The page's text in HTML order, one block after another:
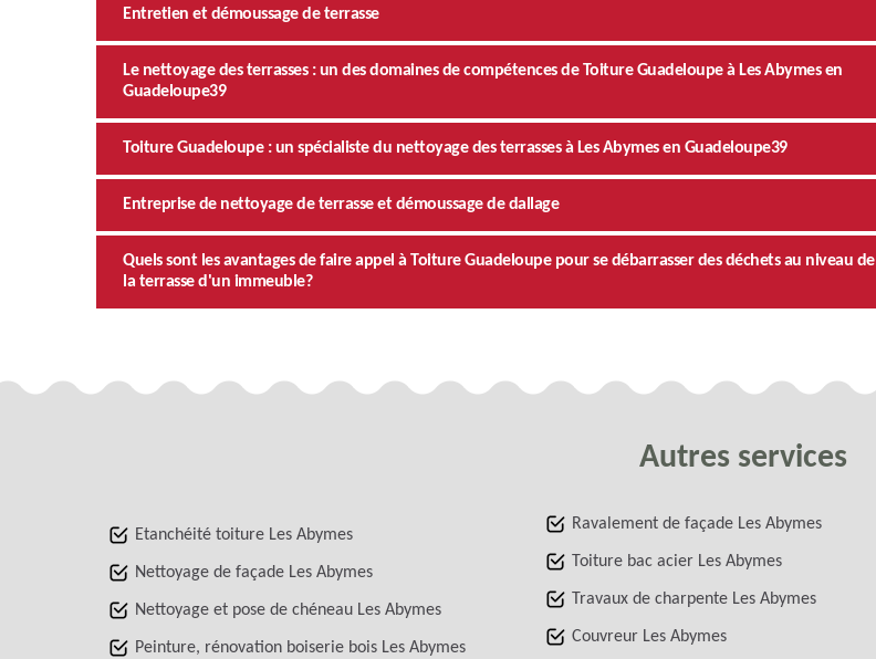
Entretien et démoussage de terrasse
Le nettoyage des terrasses : un des domaines de compétences de Toiture Guadeloupe à Les Abymes en
Guadeloupe39
Toiture Guadeloupe : un spécialiste du nettoyage des terrasses à Les Abymes en Guadeloupe39
Entreprise de nettoyage de terrasse et démoussage de dallage
Quels sont les avantages de faire appel à Toiture Guadeloupe pour se débarrasser des déchets au niveau de
la terrasse d'un immeuble?
Autres services
Etanchéité toiture Les Abymes
Nettoyage de façade Les Abymes
Nettoyage et pose de chéneau Les Abymes
Peinture, rénovation boiserie bois Les Abymes
Ravalement de façade Les Abymes
Toiture bac acier Les Abymes
Travaux de charpente Les Abymes
Couvreur Les Abymes